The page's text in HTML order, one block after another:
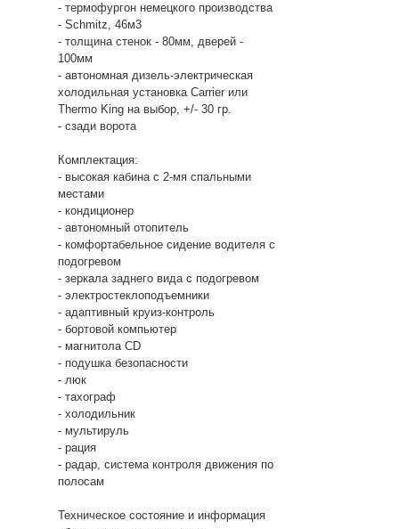
- термофургон немецкого производства
- Schmitz, 46м3
- толщина стенок - 80мм, дверей -
100мм
- автономная дизель-электрическая
холодильная установка Carrier или
Thermo King на выбор, +/- 30 гр.
- сзади ворота
Комплектация:
- высокая кабина c 2-мя спальными
местами
- кондиционер
- автономный отопитель
- комфортабельное сидение водителя с
подогревом
- зеркала заднего вида с подогревом
- электростеклоподъемники
- адаптивный круиз-контроль
- бортовой компьютер
- магнитола CD
- подушка безопасности
- люк
- тахограф
- холодильник
- мультируль
- рация
- радар, система контроля движения по
полосам
Техническое состояние и информация